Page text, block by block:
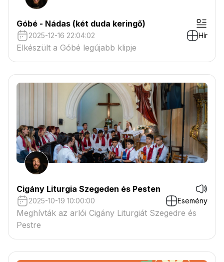
Góbé - Nádas (két duda keringő)
2025-12-16 22:04:02 Hír
Elkészült a Góbé legújabb klipje
Cigány Liturgia Szegeden és Pesten
2025-10-19 10:00:00 Esemény
Meghívták az arlói Cigány Liturgiát Szegedre és
Pestre